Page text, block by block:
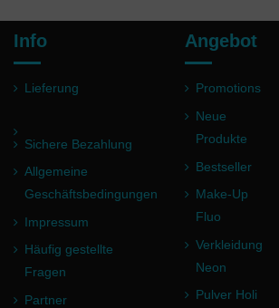
Info
Lieferung
Sichere Bezahlung
Allgemeine
Geschäftsbedingungen
Impressum
Häufig gestellte
Fragen
Partner
Angebot
Promotions
Neue
Produkte
Bestseller
Make-Up
Fluo
Verkleidung
Neon
Pulver Holi